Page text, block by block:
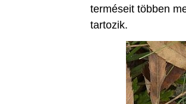
terméseit többen
tartozik.